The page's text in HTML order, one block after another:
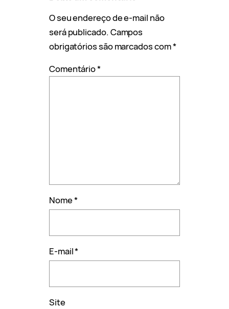
O seu endereço de e-mail não
será publicado. Campos
obrigatórios são marcados com*
Comentário*
Nome*
E-mail*
Site